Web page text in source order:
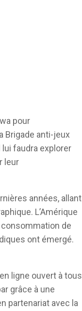
pour
Brigade anti-jeux
lui faudra explorer
leur
années, allant
L’Amérique
de
ont émergé.
ligne ouvert à tous
grâce à une
partenariat avec la